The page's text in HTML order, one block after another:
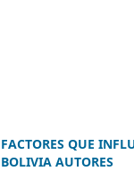
FACTORES QUE
BOLIVIA AUTORES